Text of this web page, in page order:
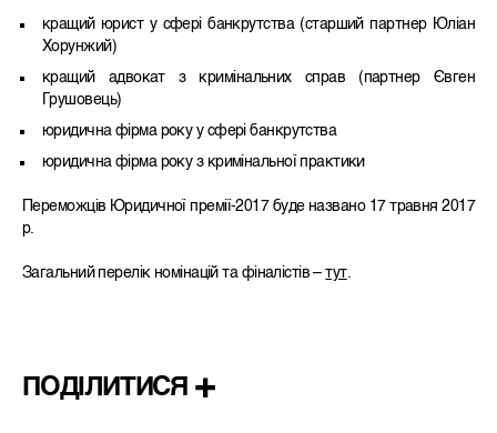
кращий юрист у сфері банкрутства (старший партнер Юліан
Хорунжий)
кращий адвокат з кримінальних справ (партнер Євген
Грушовець)
юридична фірма року у сфері банкрутства
юридична фірма року з кримінальної практики
Переможців Юридичної премії-2017 буде названо 17 травня 2017
р.
Загальний перелік номінацій та фіналістів –тут.
ПОДІЛИТИСЯ